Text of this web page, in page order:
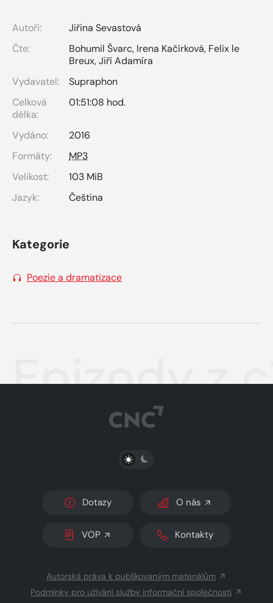
Autoři:
Jiřina Sevastová
Čte:
Bohumil Švarc, Irena Kačírková, Felix le
Breux,Jiří Adamíra
Vydavatel:
Supraphon
Celková
délka:
01:51:08 hod.
Vydáno:
2016
Formáty:
MP3
Velikost:
103 MiB
Jazyk:
Čeština
Kategorie
Poezie a dramatizace
Epizody z
PŘEPNOUT SVĚTLÝ/TMAVÝ REŽIM
Dotazy O nás
VOP Kontakty
Autorská práva k publikovaným materiálům
Podmínky pro užívání služby informační společnosti